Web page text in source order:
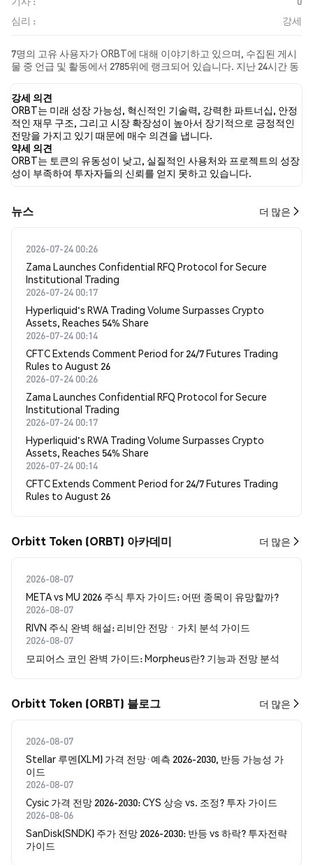
심리 :
강세
7명의 고유 사용자가 ORBT에 대해 이야기하고 있으며, 수집된 게시
물 중 언급 및 활동에서 2785위에 랭크되어 있습니다. 지난 24시간 동
으로, ORBT에 대한 뉴스 기사 0건이 게시되었습니다. 트위터에서는
76.92%의 트윗이 강세 감정을, 0.00%의 트윗이 약세 감정을 보였습
니다. 23.08%의 트윗은 ORBT에 대해 중립적인 감정을 나타냈습니
다. 이 감정 분석은 13개의 트윗을 기반으로 합니다.
강세 의견
ORBT는 미래 성장 가능성, 혁신적인 기술력, 강력한 파트너십, 안정
적인 재무 구조, 그리고 시장 확장성이 높아서 장기적으로 긍정적인
전망을 가지고 있기 때문에 매수 의견을 냅니다.
약세 의견
ORBT는 토큰의 유동성이 낮고, 실질적인 사용처와 프로젝트의 성장
성이 부족하여 투자자들의 신뢰를 얻지 못하고 있습니다.
뉴스 더 많은
2026-07-24 00:26
Zama Launches Confidential RFQ Protocol for Secure
Institutional Trading
2026-07-24 00:17
Hyperliquid's RWA Trading Volume Surpasses Crypto
Assets, Reaches 54% Share
2026-07-24 00:14
CFTC Extends Comment Period for 24/7 Futures Trading
Rules to August 26
2026-07-24 00:26
Zama Launches Confidential RFQ Protocol for Secure
Institutional Trading
2026-07-24 00:17
Hyperliquid's RWA Trading Volume Surpasses Crypto
Assets, Reaches 54% Share
2026-07-24 00:14
CFTC Extends Comment Period for 24/7 Futures Trading
Rules to August 26
Orbitt Token (ORBT) 아카데미 더 많은
2026-08-07
META vs MU 2026 주식 투자 가이드: 어떤 종목이 유망할까?
2026-08-07
RIVN 주식 완벽 해설: 리비안 전망ㆍ가치 분석 가이드
2026-08-07
모피어스 코인 완벽 가이드: Morpheus란? 기능과 전망 분석
Orbitt Token (ORBT) 블로그 더 많은
2026-08-07
Stellar 루멘(XLM) 가격 전망·예측 2026-2030, 반등 가능성 가
이드
2026-08-07
Cysic 가격 전망 2026-2030: CYS 상승 vs. 조정? 투자 가이드
2026-08-06
SanDisk(SNDK) 주가 전망 2026-2030: 반등 vs 하락? 투자전략
가이드